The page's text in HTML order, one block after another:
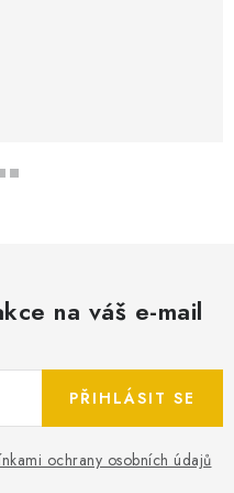
na váš e-mail
ochrany osobních údajů
PŘIHLÁSIT SE